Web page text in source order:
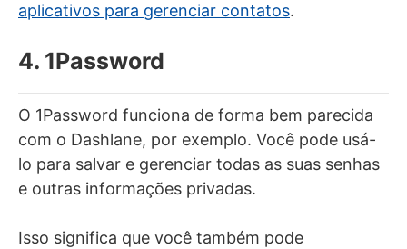
aplicativos para gerenciar contatos.
4. 1Password
O 1Password funciona de forma bem parecida
com o Dashlane, por exemplo. Você pode usá-
lo para salvar e gerenciar todas as suas senhas
e outras informações privadas.
Isso significa que você também pode